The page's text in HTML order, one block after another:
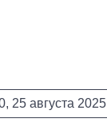
25 августа 2025